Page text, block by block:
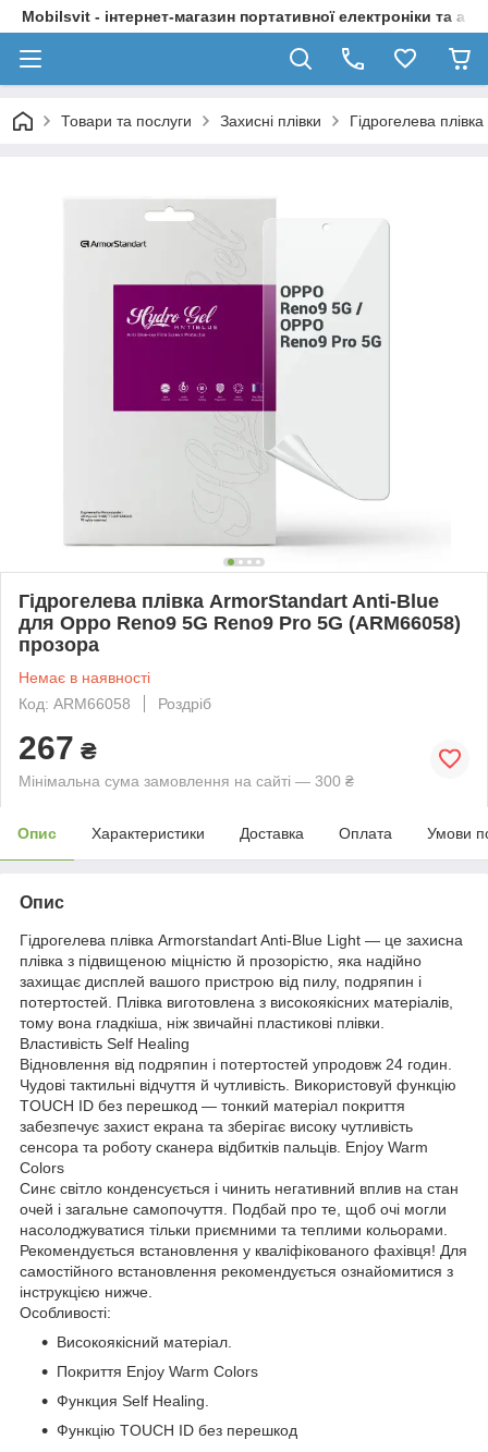
Mobilsvit - інтернет-магазин портативної електроніки та
Товари та послуги Захисні плівки Гідрогелева
Гідрогелева плівка ArmorStandart Anti-Blue
для Oppo Reno9 5G Reno9 Pro 5G (ARM66058)
прозора
Немає в наявності
Код: ARM66058
Роздріб
267 ₴
Мінімальна сума замовлення на сайті — 300 ₴
Опис Характеристики Доставка Оплата Умови
Опис
Гідрогелева плівка Armorstandart Anti-Blue Light — це захисна
плівка з підвищеною міцністю й прозорістю, яка надійно
захищає дисплей вашого пристрою від пилу, подряпин і
потертостей. Плівка виготовлена з високоякісних матеріалів,
тому вона гладкіша, ніж звичайні пластикові плівки.
Властивість Self Healing
Відновлення від подряпин і потертостей упродовж 24 годин.
Чудові тактильні відчуття й чутливість. Використовуй функцію
TOUCH ID без перешкод — тонкий матеріал покриття
забезпечує захист екрана та зберігає високу чутливість
сенсора та роботу сканера відбитків пальців. Enjoy Warm
Colors
Синє світло конденсується і чинить негативний вплив на стан
очей і загальне самопочуття. Подбай про те, щоб очі могли
насолоджуватися тільки приємними та теплими кольорами.
Рекомендується встановлення у кваліфікованого фахівця! Для
самостійного встановлення рекомендується ознайомитися з
інструкцією нижче.
Особливості:
Високоякісний матеріал.
Покриття Enjoy Warm Colors
Функция Self Healing.
Функцію TOUCH ID без перешкод